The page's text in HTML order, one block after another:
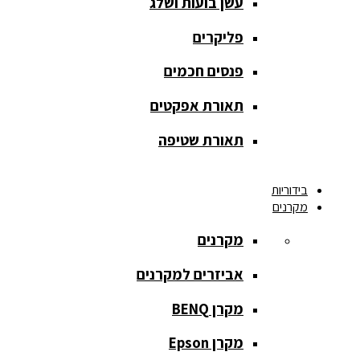
מסך הקרנה
roll up
מסך הקרנה
חצובה
ידני
מסך הקרנה
מסך הקרנה
קבוע
פליקרים
פנסים חכמים
תאורת אפקטים
תאורת שטיפה
בידוריות
מקרנים
מקרנים
אביזרים למקרנים
מקרן BENQ
מקרן Epson